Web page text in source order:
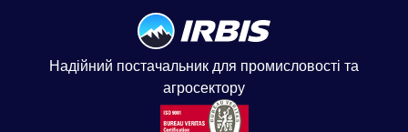
Надійний постачальник для промисловості та
агросектору